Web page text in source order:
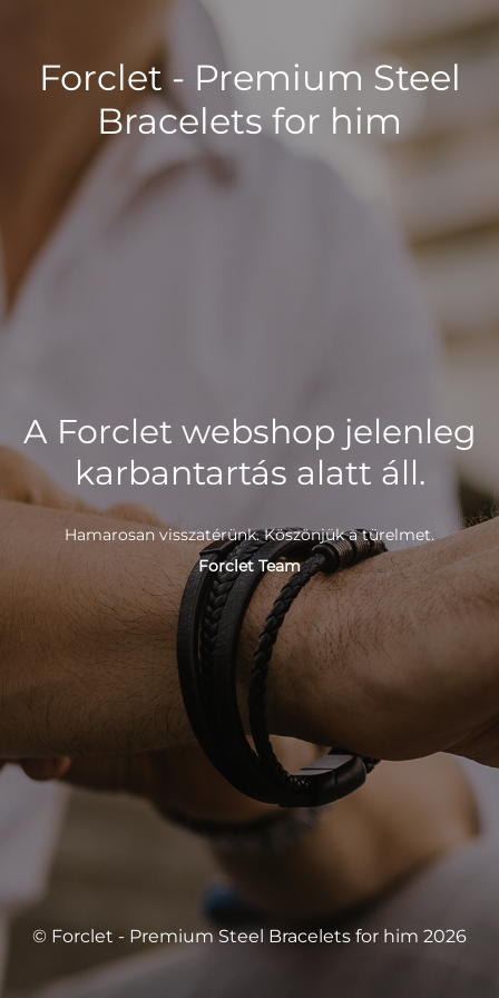
Forclet - Premium Steel
Bracelets for him
A Forclet webshop jelenleg
karbantartás alatt áll.
Hamarosan visszatérünk. Köszönjük a türelmet.
Forclet Team
© Forclet - Premium Steel Bracelets for him 2026